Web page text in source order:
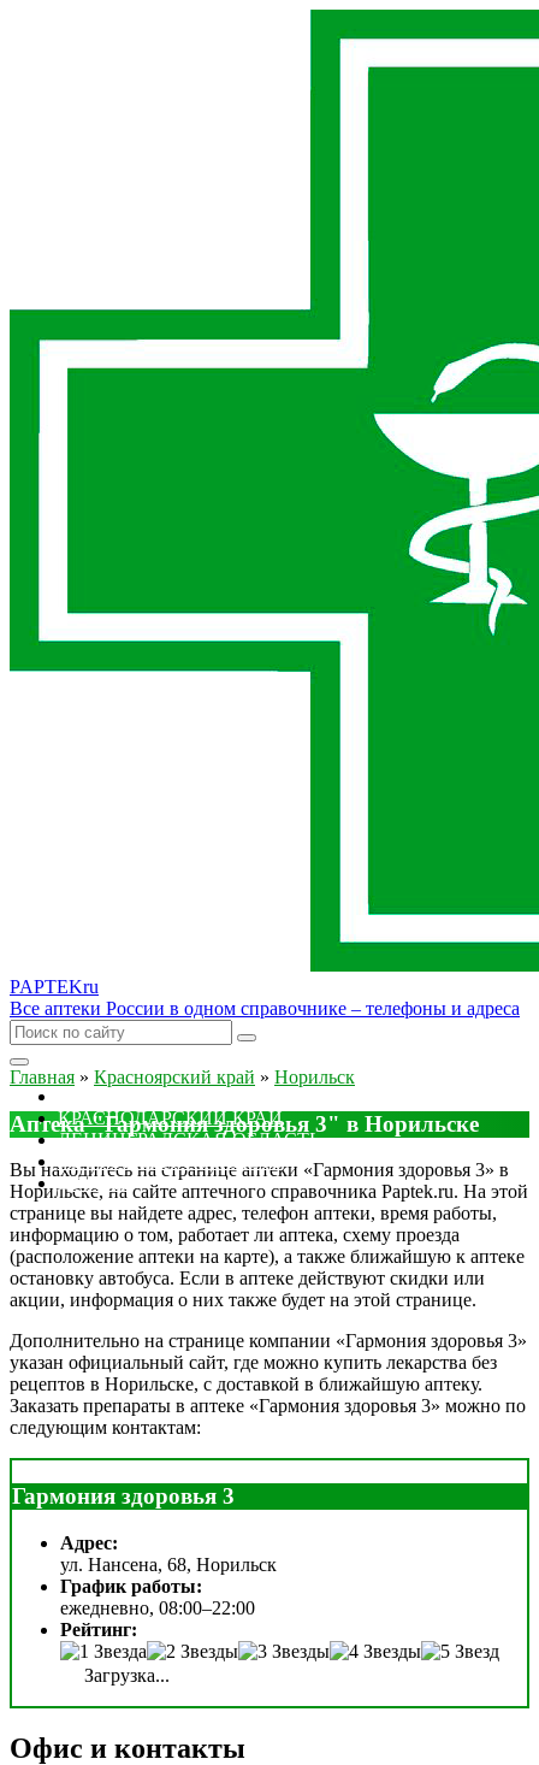
PAPTEKru
Все аптеки России в одном справочнике – телефоны и адреса
КРАСНОДАРСКИЙ КРАЙ
ЛЕНИНГРАДСКАЯ ОБЛАСТЬ
ДРУГИЕ
Главная » Красноярский край » Норильск
Аптека "Гармония здоровья 3" в Норильске
Вы находитесь на странице аптеки «Гармония здоровья 3» в
Норильске, на сайте аптечного справочника Paptek.ru. На этой
странице вы найдете адрес, телефон аптеки, время работы,
информацию о том, работает ли аптека, схему проезда
(расположение аптеки на карте), а также ближайшую к аптеке
остановку автобуса. Если в аптеке действуют скидки или
акции, информация о них также будет на этой странице.
Дополнительно на странице компании «Гармония здоровья 3»
указан официальный сайт, где можно купить лекарства без
рецептов в Норильске, с доставкой в ближайшую аптеку.
Заказать препараты в аптеке «Гармония здоровья 3» можно по
следующим контактам:
Гармония здоровья 3
Адрес:
ул. Нансена, 68, Норильск
График работы:
ежедневно, 08:00–22:00
Рейтинг:
Загрузка...
Офис и контакты